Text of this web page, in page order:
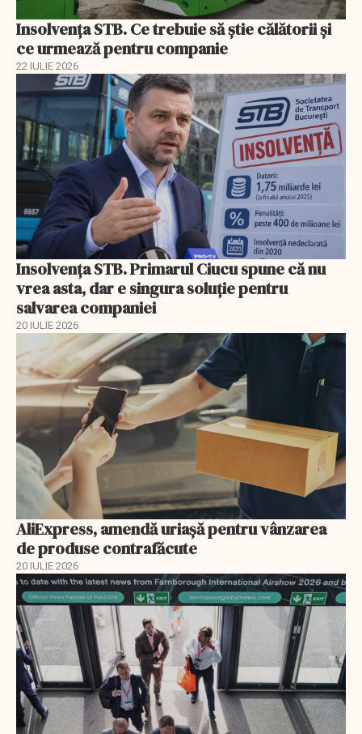
Insolvenţa STB. Ce trebuie să ştie călătorii şi
ce urmează pentru companie
22 IULIE 2026
Insolvenţa STB. Primarul Ciucu spune că nu
vrea asta, dar e singura soluţie pentru
salvarea companiei
20 IULIE 2026
AliExpress, amendă uriaşă pentru vânzarea
de produse contrafăcute
20 IULIE 2026